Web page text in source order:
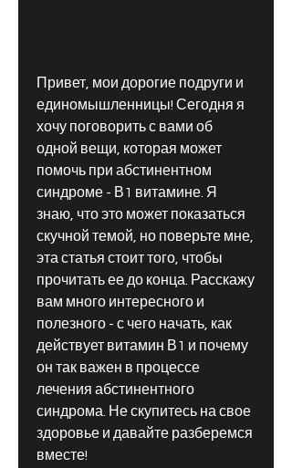
Привет, мои дорогие подруги и
единомышленницы! Сегодня я
хочу поговорить с вами об
одной вещи, которая может
помочь при абстинентном
синдроме - В1 витамине. Я
знаю, что это может показаться
скучной темой, но поверьте мне,
эта статья стоит того, чтобы
прочитать ее до конца. Расскажу
вам много интересного и
полезного - с чего начать, как
действует витамин В1 и почему
он так важен в процессе
лечения абстинентного
синдрома. Не скупитесь на свое
здоровье и давайте разберемся
вместе!